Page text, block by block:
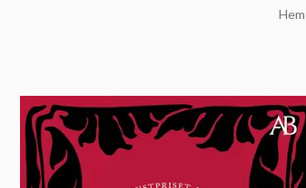
Hem